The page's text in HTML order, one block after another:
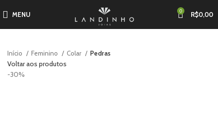
MENU 0 R$0,00
Início Feminino Colar Pedras
Voltar aos produtos
-30%